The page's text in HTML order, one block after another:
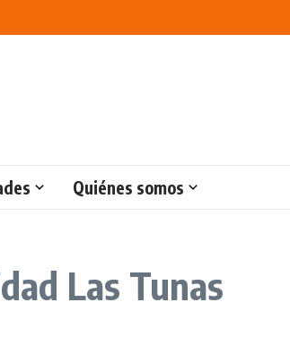
Quiénes somos
Las Tunas